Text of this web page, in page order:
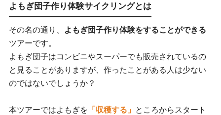
よもぎ団子作り体験サイクリングとは
その名の通り、
よもぎ団子作り体験をすることができる
ツアーです。
よもぎ団子はコンビニやスーパーでも販売されているの
と見ることがありますが、作ったことがある人は少ない
のではないでしょうか？
本ツアーではよもぎを 「収穫する」 ところからスタート